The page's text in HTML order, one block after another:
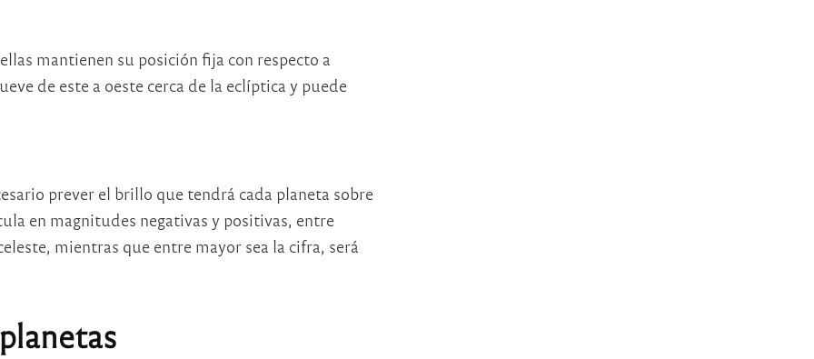
mantienen su posición fija con respecto a
de este a oeste cerca de la eclíptica y puede
prever el brillo que tendrá cada planeta sobre
en magnitudes negativas y positivas, entre
mientras que entre mayor sea la cifra, será